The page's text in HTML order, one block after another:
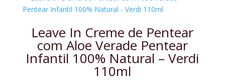
Leave In Creme de Pentear
com Aloe Verade Pentear
Infantil 100% Natural – Verdi
110ml